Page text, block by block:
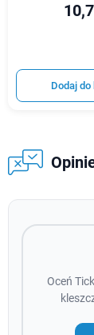
Dodaj
Oceń